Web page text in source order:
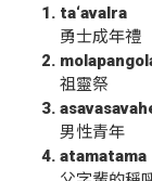
ta‘avalra
勇士成年禮
祖靈祭
男性青年
atamatama